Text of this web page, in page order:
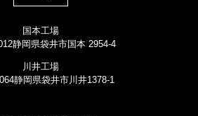
国本工場
静岡県袋井市国本 2954-4
川井工場
静岡県袋井市川井1378-1